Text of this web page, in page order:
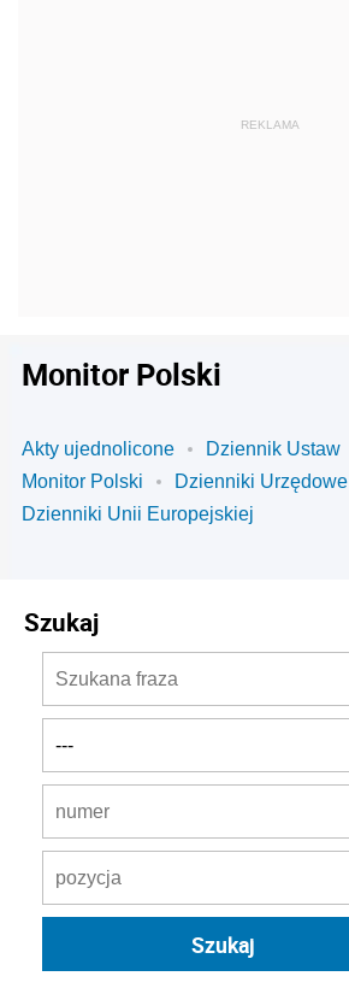
Monitor Polski
Akty ujednolicone
Dziennik Ustaw
Monitor Polski
Dzienniki Urzędowe
Dzienniki Unii Europejskiej
Szukaj